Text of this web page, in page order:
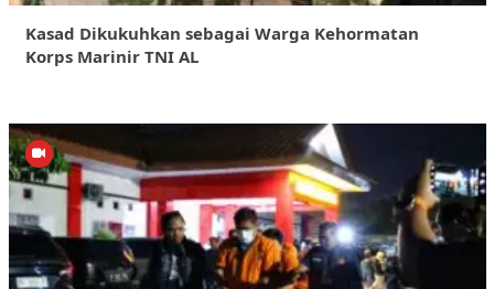
Kasad Dikukuhkan sebagai Warga Kehormatan
Korps Marinir TNI AL